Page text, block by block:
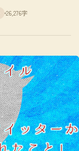
26,276字